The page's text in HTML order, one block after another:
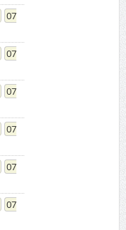
07
07
07
07
07
07